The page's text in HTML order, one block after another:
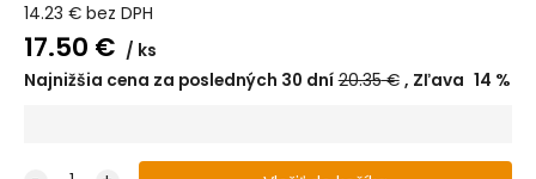
14.23 € bez DPH
17.50 €
ks
Najnižšia cena za posledných 30 dní 20.35€ Zľava 14 %